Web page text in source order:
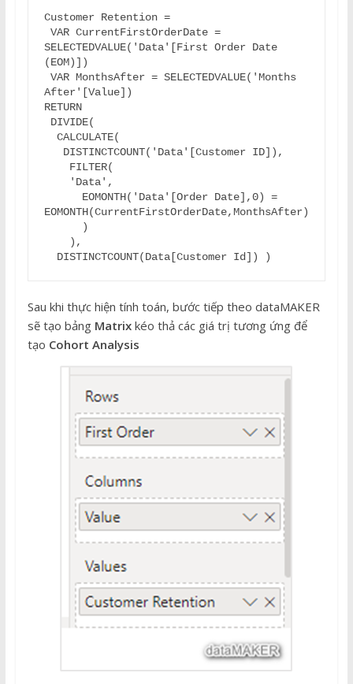
Customer Retention =
SELECTEDVALUE('Data'[First Order Date
(EOM)])
After'[Value])
RETURN
EOMONTH(CurrentFirstOrderDate,MonthsAfter)
  DISTINCTCOUNT(Data[Customer Id]) )
Sau khi thực hiện tính toán, bước tiếp theo dataMAKER
sẽ tạo bảng Matrix kéo thả các giá trị tương ứng để
tạo Cohort Analysis